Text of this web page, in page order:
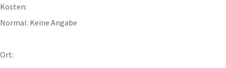
Kosten:
Normal: Keine Angabe
Ort: